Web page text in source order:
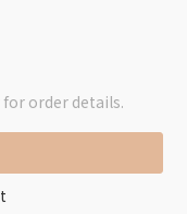
order details.